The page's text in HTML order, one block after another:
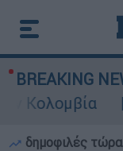
BREAKING
δημοφιλές